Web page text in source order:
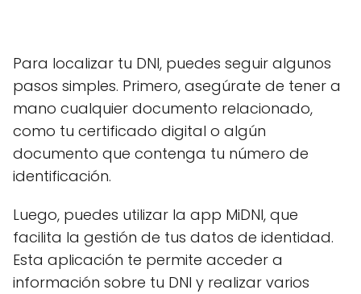
Para localizar tu DNI, puedes seguir algunos
pasos simples. Primero, asegúrate de tener a
mano cualquier documento relacionado,
como tu certificado digital o algún
documento que contenga tu número de
identificación.
Luego, puedes utilizar la app MiDNI, que
facilita la gestión de tus datos de identidad.
Esta aplicación te permite acceder a
información sobre tu DNI y realizar varios